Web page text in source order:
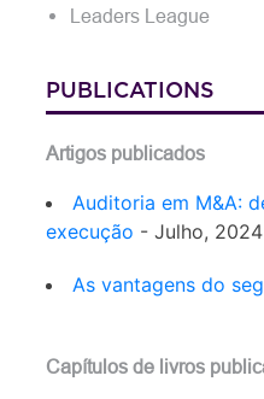
Leaders League
PUBLICATIONS
Artigos publicados
Auditoria em M&A:
execução - Julho, 2024
As vantagens do
Capítulos de livros